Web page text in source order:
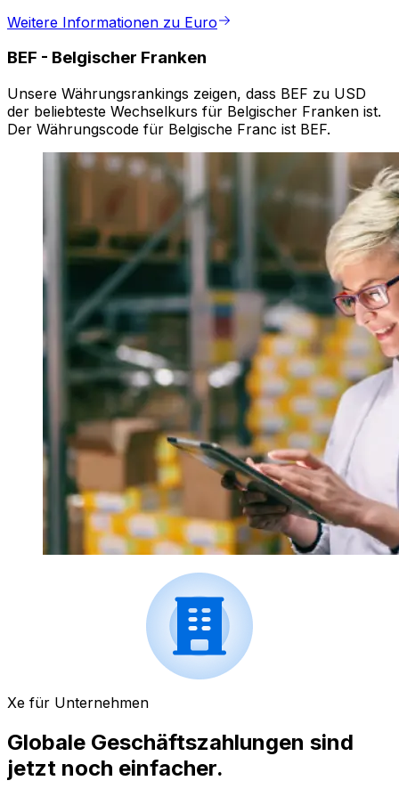
Weitere Informationen zu Euro
BEF - Belgischer Franken
Unsere Währungsrankings zeigen, dass BEF zu USD
der beliebteste Wechselkurs für Belgischer Franken ist.
Der Währungscode für Belgische Franc ist BEF.
Xe für Unternehmen
Globale Geschäftszahlungen sind
jetzt noch einfacher.